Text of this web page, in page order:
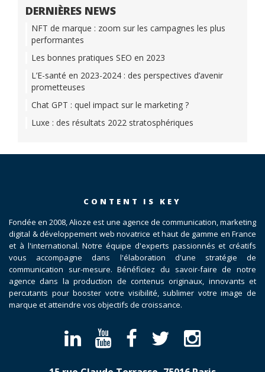
DERNIÈRES NEWS
NFT de marque : zoom sur les campagnes les plus
performantes
Les bonnes pratiques SEO en 2023
L’E-santé en 2023-2024 : des perspectives d’avenir
prometteuses
Chat GPT : quel impact sur le marketing ?
Luxe : des résultats 2022 stratosphériques
CONTENT IS KEY
Fondée en 2008, Alioze est une agence de communication, marketing
digital & développement web novatrice et haut de gamme en France
et à l'international. Notre équipe d'experts passionnés et créatifs
vous accompagne dans l'élaboration d'une stratégie de
communication sur-mesure. Bénéficiez du savoir-faire de notre
agence dans la production de contenus originaux, innovants et
percutants pour booster votre visibilité, sublimer votre image de
marque et atteindre vos objectifs de croissance.